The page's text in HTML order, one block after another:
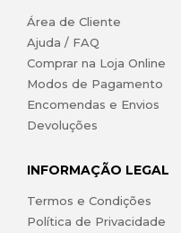
Área de Cliente
Ajuda / FAQ
Comprar na Loja Online
Modos de Pagamento
Encomendas e Envios
Devoluções
INFORMAÇÃO LEGAL
Termos e Condições
Política de Privacidade